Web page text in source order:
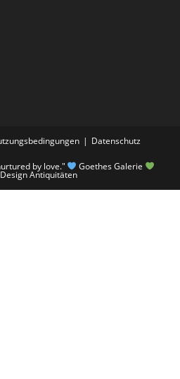
Datenschutz
by love." Goethes Galerie
Antiquitäten